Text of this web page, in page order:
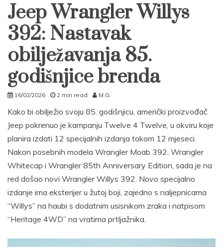
Jeep Wrangler Willys
392: Nastavak
obilježavanja 85.
godišnjice brenda
16/02/2026 2 min read M.G.
Kako bi obilježio svoju 85. godišnjicu, američki proizvođač
Jeep pokrenuo je kampanju Twelve 4 Twelve, u okviru koje
planira izdati 12 specijalnih izdanja tokom 12 mjeseci.
Nakon posebnih modela Wrangler Moab 392, Wrangler
Whitecap i Wrangler 85th Anniversary Edition, sada je na
red došao novi Wrangler Willys 392. Novo specijalno
izdanje ima eksterijer u žutoj boji, zajedno s naljepnicama
“Willys” na haubi s dodatnim usisnikom zraka i natpisom
“Heritage 4WD” na vratima prtljažnika.